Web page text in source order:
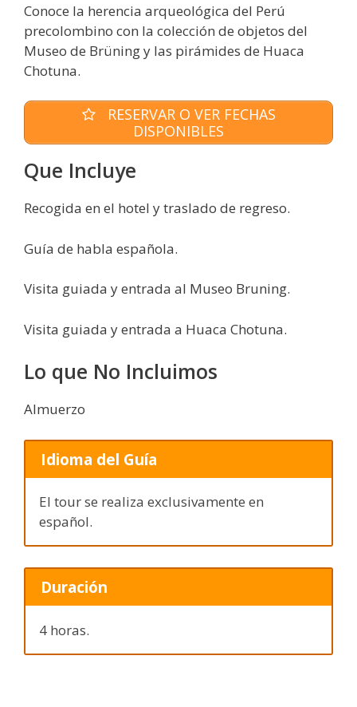
Conoce la herencia arqueológica del Perú
precolombino con la colección de objetos del
Museo de Brüning y las pirámides de Huaca
Chotuna.
RESERVAR O VER FECHAS
DISPONIBLES
Que Incluye
Recogida en el hotel y traslado de regreso.
Guía de habla española.
Visita guiada y entrada al Museo Bruning.
Visita guiada y entrada a Huaca Chotuna.
Lo que No Incluimos
Almuerzo
Idioma del Guía
El tour se realiza exclusivamente en
español.
Duración
4 horas.